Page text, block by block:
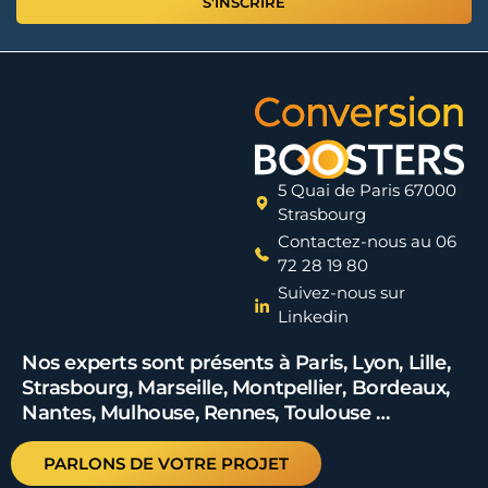
5 Quai de Paris 67000
Strasbourg
Contactez-nous au 06
72 28 19 80
Suivez-nous sur
Linkedin
Nos experts sont présents à Paris, Lyon, Lille,
Strasbourg, Marseille, Montpellier, Bordeaux,
Nantes, Mulhouse, Rennes, Toulouse …
PARLONS DE VOTRE PROJET